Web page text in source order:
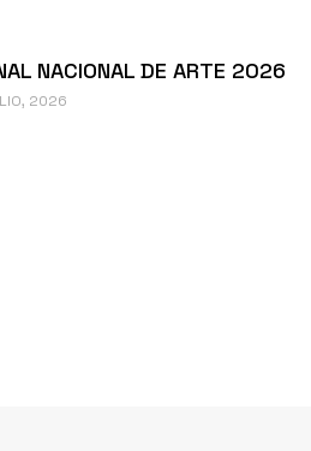
NACIONAL DE ARTE 2026
2026